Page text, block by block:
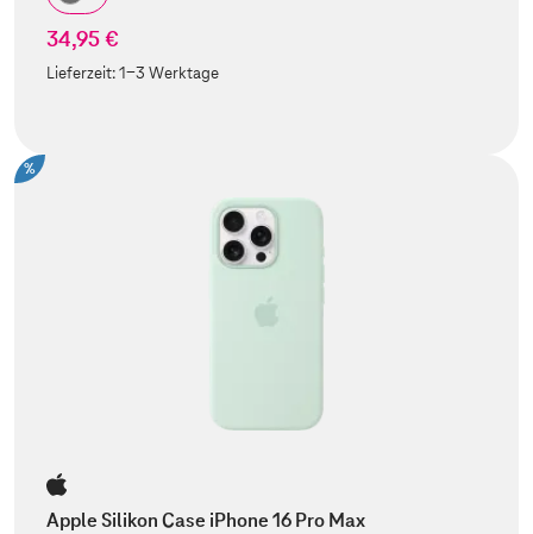
34,95 €
Lieferzeit:1-3 Werktage
%
Apple Silikon Case iPhone 16 Pro Max